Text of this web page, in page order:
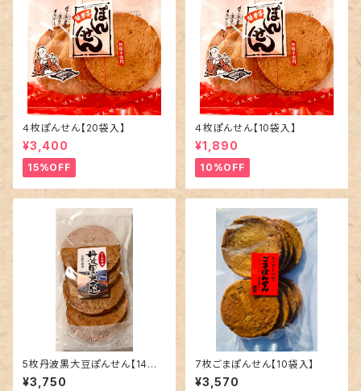
４枚ぽんせん【20袋入】
¥3,400
15%OFF
４枚ぽんせん【10袋入】
¥1,890
10%OFF
5枚丹波黒大豆ぽんせん【14袋
入】
¥3,750
7枚ごまぽんせん【10袋入】
¥3,570